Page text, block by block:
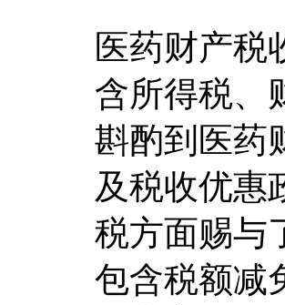
医药财产税
含所得税、
斟酌到医药
及税收优惠
税方面赐与
包含税额减